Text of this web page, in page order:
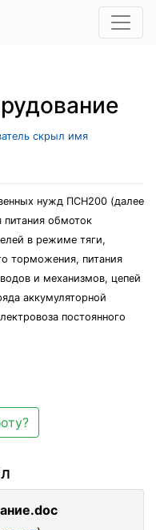
скрыл имя
нужд ПСН200 (далее
питания обмоток
в режиме тяги,
торможения, питания
и механизмов, цепей
аккумуляторной
постоянного